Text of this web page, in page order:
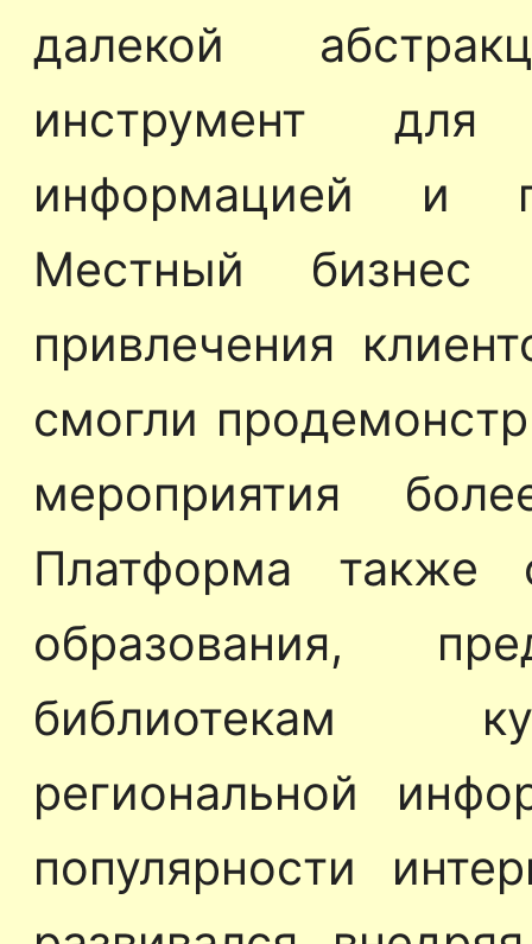
далекой
инструмент для
информацией и
Местный
привлечения
смогли
мероприятия
Платформа
образования,
библиотекам
региональной
популярности